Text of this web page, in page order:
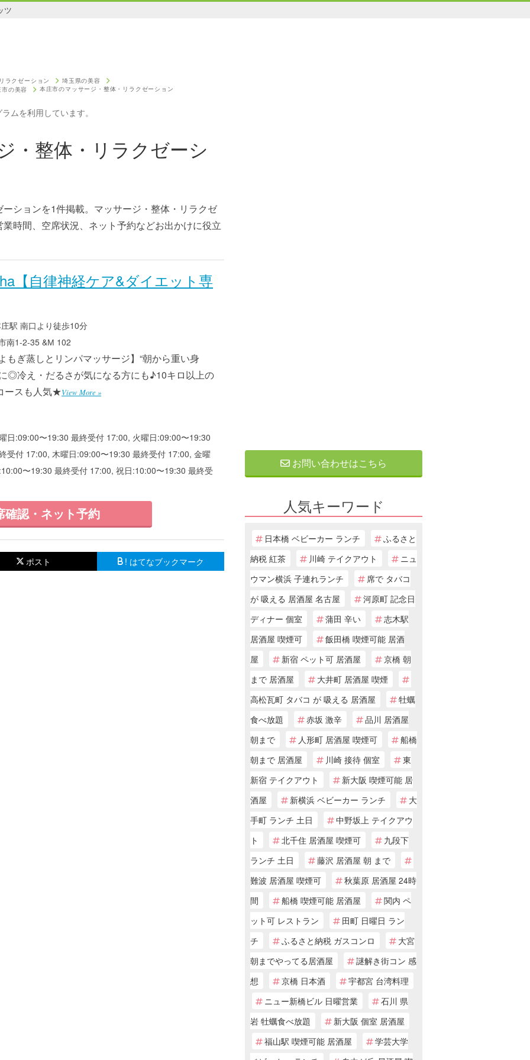
ツ
ラクゼーション
埼玉県の美容
の美容
本庄市のマッサージ・整体・リラクゼーション
ムを利用しています。
・整体・リラクゼーシ
ションを1件掲載。マッサージ・整体・リラクゼ
時間、空席状況、ネット予約などお出かけに役立
【自律神経ケア&ダイエット専
駅 南口より徒歩10分
南1-2-35 &М 102
もぎ蒸しとリンパマッサージ】“朝から重い身
◎冷え・だるさが気になる方にも♪10キロ以上の
ースも人気★View More »
日:09:00〜19:30 最終受付 17:00, 火曜日:09:00〜19:30
受付 17:00, 木曜日:09:00〜19:30 最終受付 17:00, 金曜
〜19:30 最終受付 17:00, 祝日:10:00〜19:30 最終受
認・ネット予約
ポスト ! はてなブックマーク
お問い合わせはこちら
人気キーワード
日本橋 ベビーカー ランチ
ふるさと
納税 紅茶
川崎 テイクアウト
ニュ
ウマン横浜 子連れランチ
席で タバコ
が 吸える 居酒屋 名古屋
河原町 記念日
ディナー 個室
蒲田 辛い
志木駅
居酒屋 喫煙可
飯田橋 喫煙可能 居酒
屋
新宿 ペット可 居酒屋
京橋 朝
まで 居酒屋
大井町 居酒屋 喫煙
高松瓦町 タバコ が 吸える 居酒屋
牡蠣
食べ放題
赤坂 激辛
品川 居酒屋
朝まで
人形町 居酒屋 喫煙可
船橋
朝まで 居酒屋
川崎 接待 個室
東
新宿 テイクアウト
新大阪 喫煙可能 居
酒屋
新横浜 ベビーカー ランチ
大
手町 ランチ 土日
中野坂上 テイクアウ
ト
北千住 居酒屋 喫煙可
九段下
ランチ 土日
藤沢 居酒屋 朝 まで
難波 居酒屋 喫煙可
秋葉原 居酒屋 24時
間
船橋 喫煙可能 居酒屋
関内 ペ
ット可 レストラン
田町 日曜日 ラン
チ
ふるさと納税 ガスコンロ
大宮
朝までやってる居酒屋
謎解き街コン 感
想
京橋 日本酒
宇都宮 台湾料理
ニュー新橋ビル 日曜営業
石川 県
岩 牡蠣食べ放題
新大阪 個室 居酒屋
福山駅 喫煙可能 居酒屋
学芸大学